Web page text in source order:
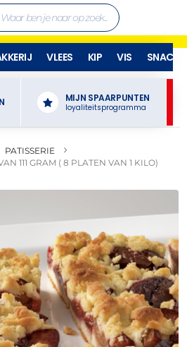
VLEES KIP VIS SNACKS
MIJN SPAARPUNTEN
loyaliteitsprogramma
PATISSERIE
111 GRAM ( 8 PLATEN VAN 1 KILO)